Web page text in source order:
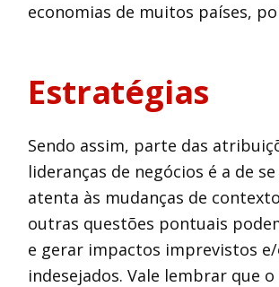
economias de muitos países,
Estratégias
Sendo assim, parte das
lideranças de negócios é a de
atenta às mudanças de
outras questões pontuais
e gerar impactos imprevistos
indesejados. Vale lembrar que